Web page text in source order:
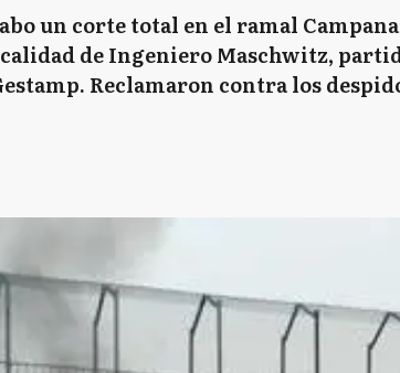
un corte total en el ramal
de Ingeniero Maschwitz,
Reclamaron contra los